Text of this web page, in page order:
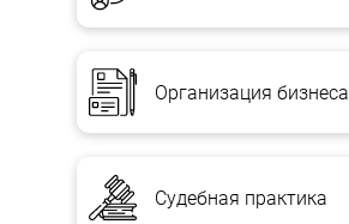
Организация бизнеса
Судебная практика